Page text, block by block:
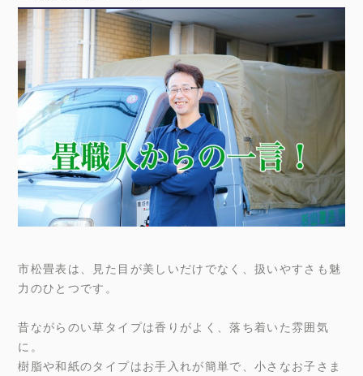
市松畳表は、見た目が美しいだけでなく、扱いやすさも魅
力のひとつです。
昔ながらのい草タイプは香りがよく、落ち着いた雰囲気
に。
樹脂や和紙のタイプはお手入れが簡単で、小さなお子さま